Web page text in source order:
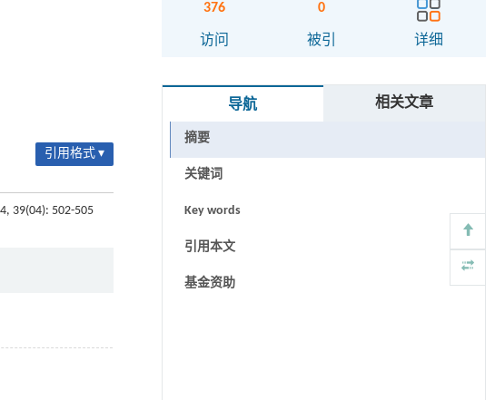
引用格式 ▾
39(04): 502-505
376
访问
0
被引 详细
导航 相关文章
摘要
关键词
Key words
引用本文
基金资助